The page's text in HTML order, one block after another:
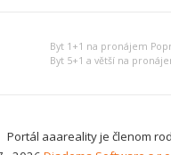
Byt 1+1 na pronájem
Byt 5+1 a větší na
Portál aaareality je členom